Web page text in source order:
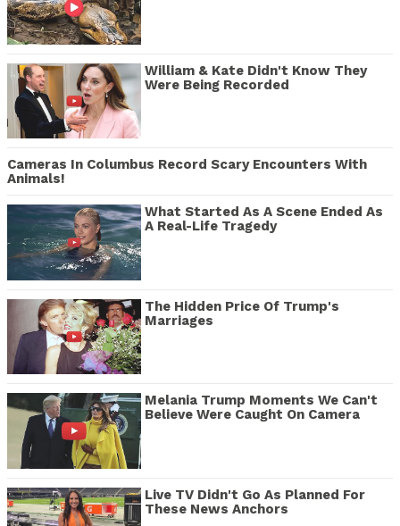
William & Kate Didn't Know They
Were Being Recorded
Cameras In Columbus Record Scary Encounters With
Animals!
What Started As A Scene Ended As
A Real-Life Tragedy
The Hidden Price Of Trump's
Marriages
Melania Trump Moments We Can't
Believe Were Caught On Camera
Live TV Didn't Go As Planned For
These News Anchors